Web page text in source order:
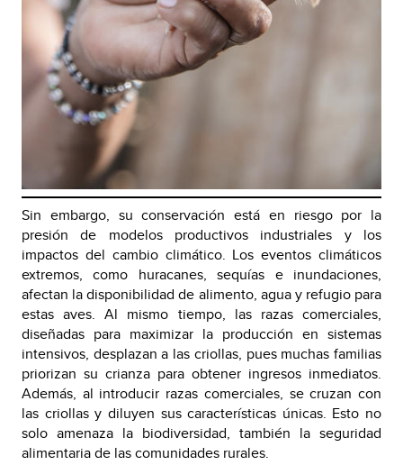
Sin embargo, su conservación está en riesgo por la
presión de modelos productivos industriales y los
impactos del cambio climático. Los eventos climáticos
extremos, como huracanes, sequías e inundaciones,
afectan la disponibilidad de alimento, agua y refugio para
estas aves. Al mismo tiempo, las razas comerciales,
diseñadas para maximizar la producción en sistemas
intensivos, desplazan a las criollas, pues muchas familias
priorizan su crianza para obtener ingresos inmediatos.
Además, al introducir razas comerciales, se cruzan con
las criollas y diluyen sus características únicas. Esto no
solo amenaza la biodiversidad, también la seguridad
alimentaria de las comunidades rurales.